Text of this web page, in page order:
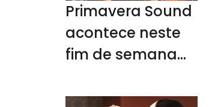
Primavera Sound
acontece neste
fim de semana